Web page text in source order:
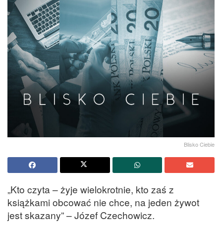
Blisko Ciebie
„Kto czyta – żyje wielokrotnie, kto zaś z
książkami obcować nie chce, na jeden żywot
jest skazany” – Józef Czechowicz.